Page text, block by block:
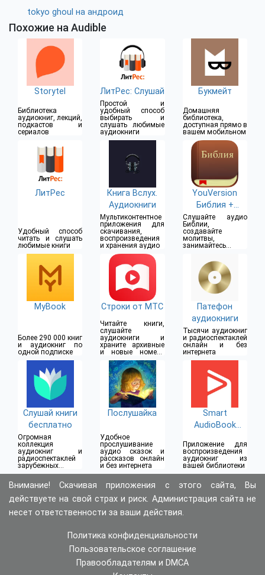
tokyo ghoul на андроид
Похожие на Audible
Storytel
Библиотека
аудиокниг, лекций,
подкастов и
сериалов
ЛитРес: Слушай
Простой и
удобный способ
выбирать и
слушать любимые
аудиокниги
Букмейт
Домашняя
библиотека,
доступная прямо в
вашем мобильном
ЛитРес
Удобный способ
читать и слушать
любимые книги
Книга Вслух.
Аудиокниги
Мультиконтентное
приложения для
скачивания,
воспроизведения
и хранения аудио
YouVersion
Библия +
Аудио
Слушайте аудио
Библии,
создавайте
молитвы,
занимайтесь с
MyBook
Более 290 000 книг
и аудиокниг по
одной подписке
Строки от МТС
Читайте книги,
слушайте
аудиокниги и
храните архивные
и новые номера
журналов и газет
Патефон
аудиокниги
Тысячи аудиокниг
и радиоспектаклей
онлайн и без
интернета
Слушай книги
бесплатно
Огромная
коллекция
аудиокниг и
радиоспектаклей
зарубежных и
отечественных
Послушайка
Удобное
прослушивание
аудио сказок и
рассказов онлайн
и без интернета
Smart
AudioBook
Приложение для
воспроизведения
аудиокниг из
вашей библиотеки
Внимание! Скачивая приложения с этого сайта, Вы
действуете на свой страх и риск. Администрация сайта не
несет ответственности за ваши действия.
Политика конфиденциальности
Пользовательское соглашение
Правообладателям и DMCA